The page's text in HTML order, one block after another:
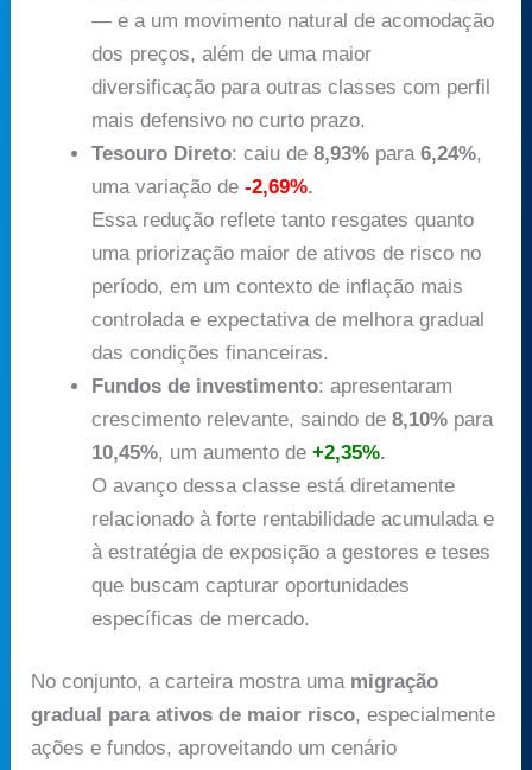
— e a um movimento natural de acomodação
dos preços, além de uma maior
diversificação para outras classes com perfil
mais defensivo no curto prazo.
Tesouro Direto: caiu de8,93% para6,24%,
uma variação de-2,69%.
Essa redução reflete tanto resgates quanto
uma priorização maior de ativos de risco no
período, em um contexto de inflação mais
controlada e expectativa de melhora gradual
das condições financeiras.
Fundos de investimento: apresentaram
crescimento relevante, saindo de8,10% para
10,45%, um aumento de+2,35%.
O avanço dessa classe está diretamente
relacionado à forte rentabilidade acumulada e
à estratégia de exposição a gestores e teses
que buscam capturar oportunidades
específicas de mercado.
No conjunto, a carteira mostra uma migração
gradual para ativos de maior risco, especialmente
ações e fundos, aproveitando um cenário